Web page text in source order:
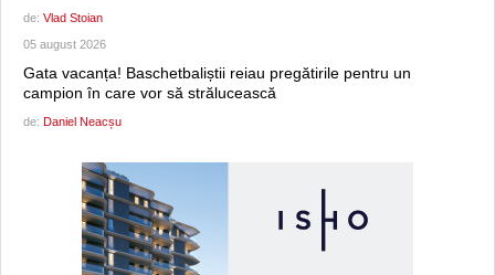
de: Vlad Stoian
05 august 2026
Gata vacanța! Baschetbaliștii reiau pregătirile pentru un
campion în care vor să strălucească
de: Daniel Neacșu